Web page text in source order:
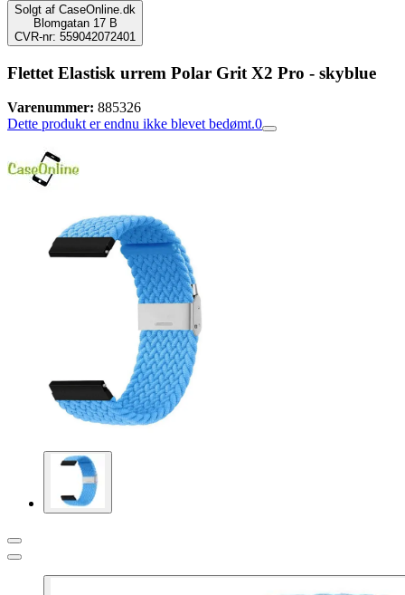
Solgt af CaseOnline.dk
Blomgatan 17 B
CVR-nr: 559042072401
Flettet Elastisk urrem Polar Grit X2 Pro - skyblue
Varenummer: 885326
Dette produkt er endnu ikke blevet bedømt.0